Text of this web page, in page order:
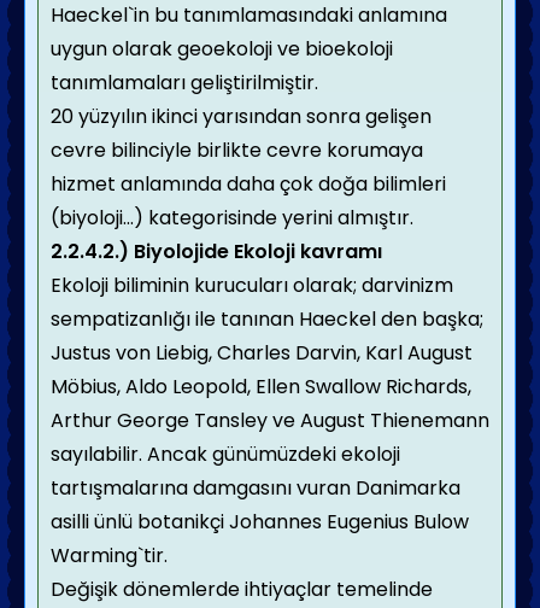
Haeckel`in bu tanımlamasındaki anlamına
uygun olarak geoekoloji ve bioekoloji
tanımlamaları geliştirilmiştir.
20 yüzyılın ikinci yarısından sonra gelişen
cevre bilinciyle birlikte cevre korumaya
hizmet anlamında daha çok doğa bilimleri
(biyoloji...) kategorisinde yerini almıştır.
2.2.4.2.) Biyolojide Ekoloji kavramı
Ekoloji biliminin kurucuları olarak; darvinizm
sempatizanlığı ile tanınan Haeckel den başka;
Justus von Liebig, Charles Darvin, Karl August
Möbius, Aldo Leopold, Ellen Swallow Richards,
Arthur George Tansley ve August Thienemann
sayılabilir. Ancak günümüzdeki ekoloji
tartışmalarına damgasını vuran Danimarka
asilli ünlü botanikçi Johannes Eugenius Bulow
Warming`tir.
Değişik dönemlerde ihtiyaçlar temelinde